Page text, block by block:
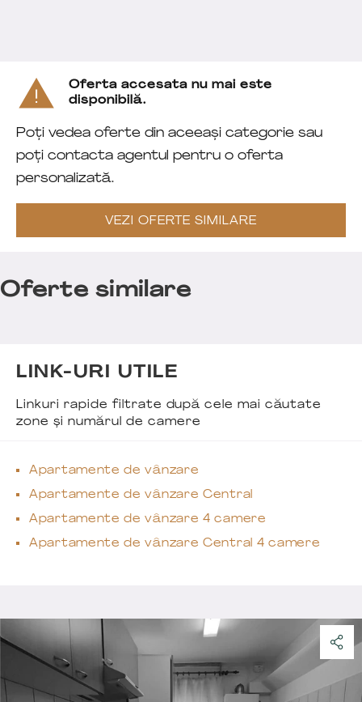
Oferta accesata nu mai este
disponibilă.
Poți vedea oferte din aceeași categorie sau
poți contacta agentul pentru o oferta
personalizată.
VEZI OFERTE SIMILARE
Oferte similare
LINK-URI UTILE
Linkuri rapide filtrate după cele mai căutate
zone și numărul de camere
Apartamente de vânzare
Apartamente de vânzare Central
Apartamente de vânzare 4 camere
Apartamente de vânzare Central 4 camere